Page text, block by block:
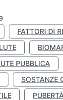
FATTORI DI
PUBBLICA
SOSTANZE